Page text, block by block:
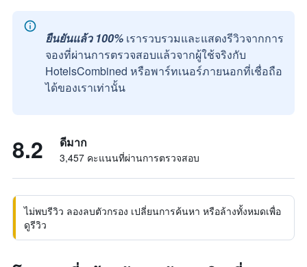
ยืนยันแล้ว 100% เรารวบรวมและแสดงรีวิวจากการ
จองที่ผ่านการตรวจสอบแล้วจากผู้ใช้จริงกับ
HotelsCombined หรือพาร์ทเนอร์ภายนอกที่เชื่อถือ
ได้ของเราเท่านั้น
8.2 ดีมาก
3,457 คะแนนที่ผ่านการตรวจสอบ
ไม่พบรีวิว ลองลบตัวกรอง เปลี่ยนการค้นหา หรือล้างทั้งหมดเพื่อ
ดูรีวิว